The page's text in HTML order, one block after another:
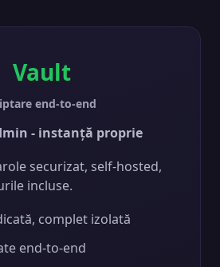
Vault
end-to-end
- instanță proprie
securizat, self-hosted,
incluse.
complet izolată
end-to-end